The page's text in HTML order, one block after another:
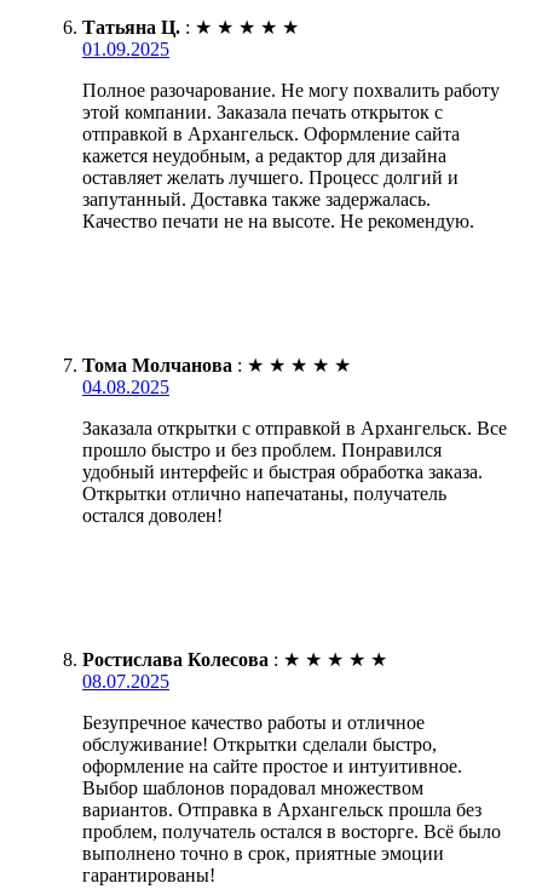
Татьяна Ц. : ★ ★ ★ ★ ★
01.09.2025
Полное разочарование. Не могу похвалить работу
этой компании. Заказала печать открыток с
отправкой в Архангельск. Оформление сайта
кажется неудобным, а редактор для дизайна
оставляет желать лучшего. Процесс долгий и
запутанный. Доставка также задержалась.
Качество печати не на высоте. Не рекомендую.
Тома Молчанова : ★ ★ ★ ★ ★
04.08.2025
Заказала открытки с отправкой в Архангельск. Все
прошло быстро и без проблем. Понравился
удобный интерфейс и быстрая обработка заказа.
Открытки отлично напечатаны, получатель
остался доволен!
Ростислава Колесова : ★ ★ ★ ★ ★
08.07.2025
Безупречное качество работы и отличное
обслуживание! Открытки сделали быстро,
оформление на сайте простое и интуитивное.
Выбор шаблонов порадовал множеством
вариантов. Отправка в Архангельск прошла без
проблем, получатель остался в восторге. Всё было
выполнено точно в срок, приятные эмоции
гарантированы!